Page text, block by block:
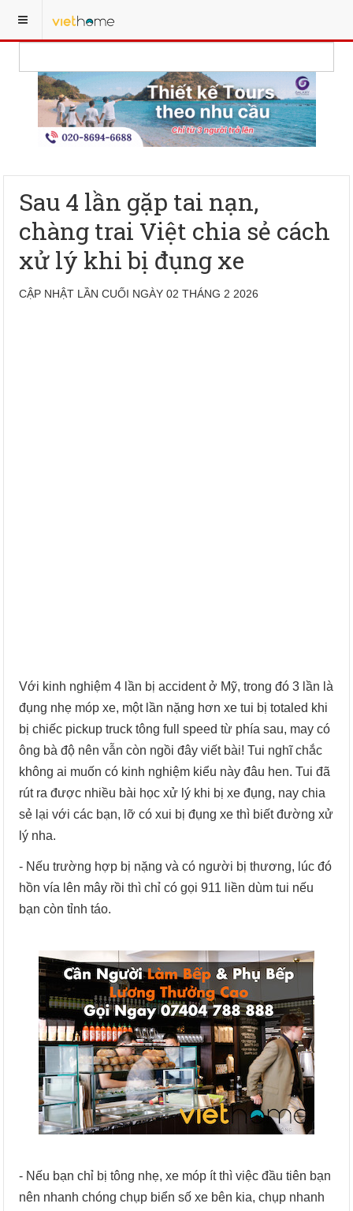
Sau 4 lần gặp tai nạn,
chàng trai Việt chia sẻ cách
xử lý khi bị đụng xe
CẬP NHẬT LẦN CUỐI NGÀY 02 THÁNG 2 2026
Với kinh nghiệm 4 lần bị accident ở Mỹ, trong đó 3 lần là
đụng nhẹ móp xe, một lần nặng hơn xe tui bị totaled khi
bị chiếc pickup truck tông full speed từ phía sau, may có
ông bà độ nên vẫn còn ngồi đây viết bài! Tui nghĩ chắc
không ai muốn có kinh nghiệm kiểu này đâu hen. Tui đã
rút ra được nhiều bài học xử lý khi bị xe đụng, nay chia
sẻ lại với các bạn, lỡ có xui bị đụng xe thì biết đường xử
lý nha.
- Nếu trường hợp bị nặng và có người bị thương, lúc đó
hồn vía lên mây rồi thì chỉ có gọi 911 liền dùm tui nếu
bạn còn tỉnh táo.
- Nếu bạn chỉ bị tông nhẹ, xe móp ít thì việc đầu tiên bạn
nên nhanh chóng chụp biển số xe bên kia, chụp nhanh